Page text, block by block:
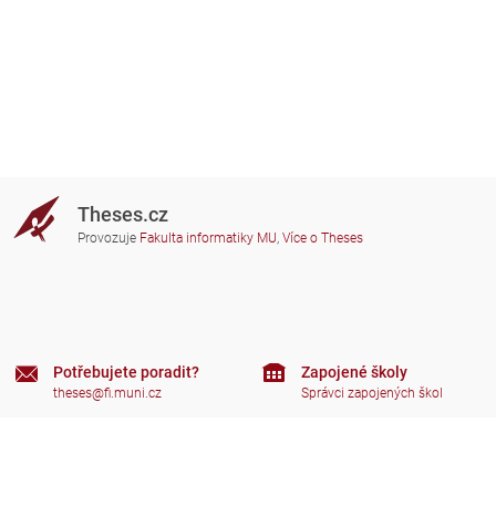
Theses.cz
Provozuje Fakulta informatiky MU, Více o Theses
Potřebujete poradit?
theses@fi.muni.cz
Zapojené školy
Správci zapojených škol